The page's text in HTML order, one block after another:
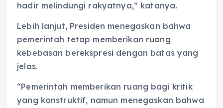
hadir melindungi rakyatnya,” katanya.
Lebih lanjut, Presiden menegaskan bahwa
pemerintah tetap memberikan ruang
kebebasan berekspresi dengan batas yang
jelas.
“Pemerintah memberikan ruang bagi kritik
yang konstruktif, namun menegaskan bahwa